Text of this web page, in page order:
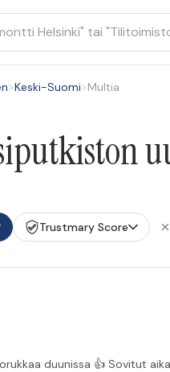
>Keski-Suomi>Multia
Trustmary Score